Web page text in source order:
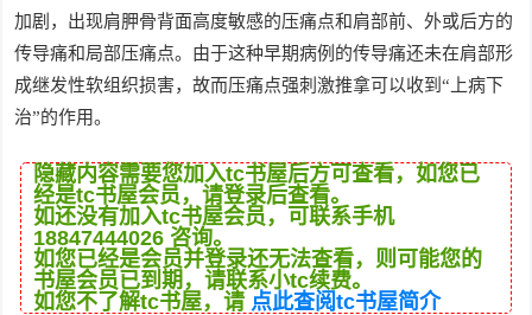
加剧，出现肩胛骨背面高度敏感的压痛点和肩部前、外或后方的
传导痛和局部压痛点。由于这种早期病例的传导痛还未在肩部形
成继发性软组织损害，故而压痛点强刺激推拿可以收到“上病下
治”的作用。
隐藏内容需要您加入tc书屋后方可查看，如您已
经是tc书屋会员，请登录后查看。
如还没有加入tc书屋会员，可联系手机
18847444026 咨询。
如您已经是会员并登录还无法查看，则可能您的
书屋会员已到期，请联系小tc续费。
如您不了解tc书屋，请 点此查阅tc书屋简介